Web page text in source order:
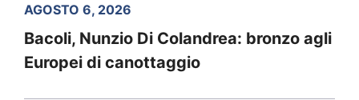
AGOSTO 6, 2026
Bacoli, Nunzio Di Colandrea: bronzo agli
Europei di canottaggio